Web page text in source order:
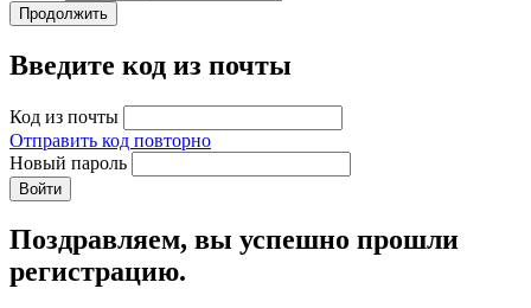
Продолжить
Введите код из почты
Код из почты
Отправить код повторно
Новый пароль
Войти
Поздравляем, вы успешно прошли
регистрацию.